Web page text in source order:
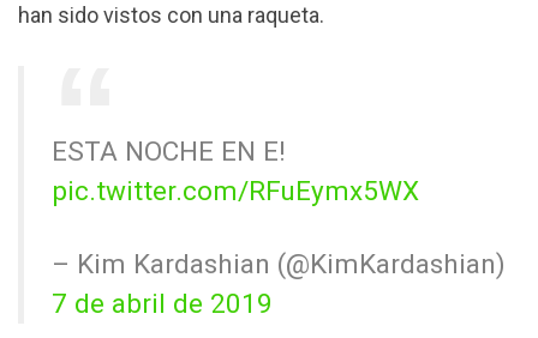
han sido vistos con una raqueta.
ESTA NOCHE EN E!
pic.twitter.com/RFuEymx5WX
– Kim Kardashian (@KimKardashian)
7 de abril de 2019